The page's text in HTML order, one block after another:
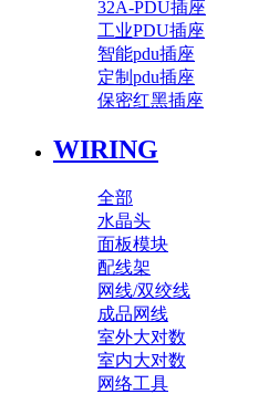
32A-PDU插座
工业PDU插座
智能pdu插座
定制pdu插座
保密红黑插座
WIRING
全部
水晶头
面板模块
配线架
网线/双绞线
成品网线
室外大对数
室内大对数
网络工具